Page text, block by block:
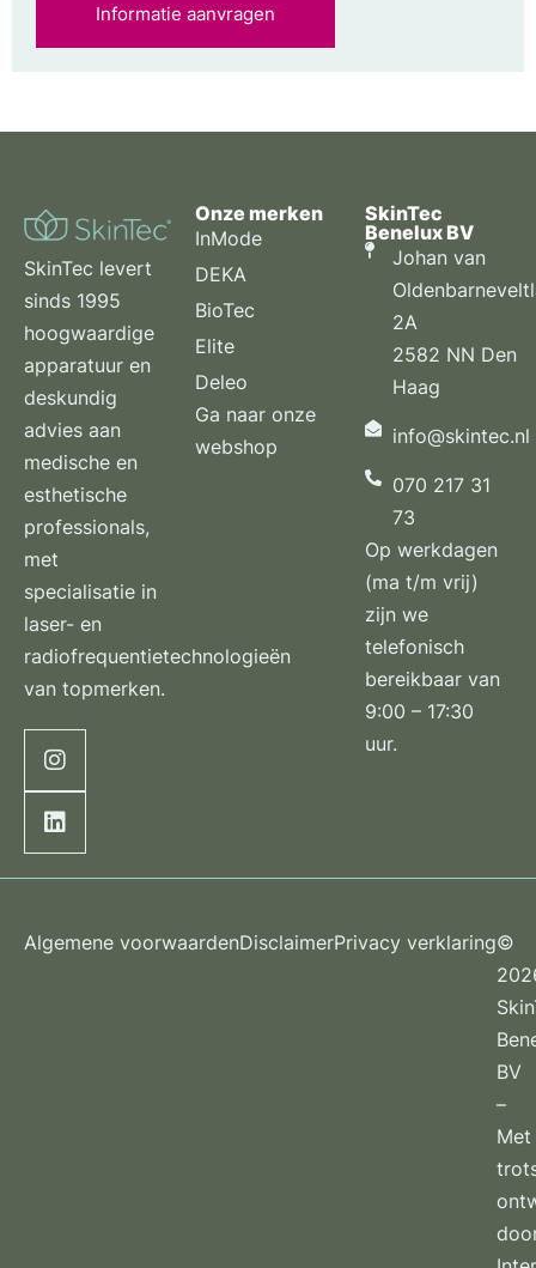
Informatie aanvragen
SkinTec levert
sinds 1995
hoogwaardige
apparatuur en
deskundig
advies aan
medische en
esthetische
professionals,
met
specialisatie in
laser- en
radiofrequentietechnologieën
van topmerken.
Onze merken
InMode
DEKA
BioTec
Elite
Deleo
Ga naar onze
webshop
SkinTec
Benelux BV
Johan van
2A
2582 NN Den
Haag
info@skintec.nl
070 217 31
73
Op werkdagen
(ma t/m vrij)
zijn we
telefonisch
bereikbaar van
9:00 – 17:30
uur.
Algemene voorwaardenDisclaimerPrivacy verklaring©
BV
–
Met